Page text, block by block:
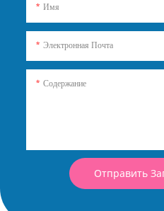
Имя
Электронная Почта
Содержание
Отправить